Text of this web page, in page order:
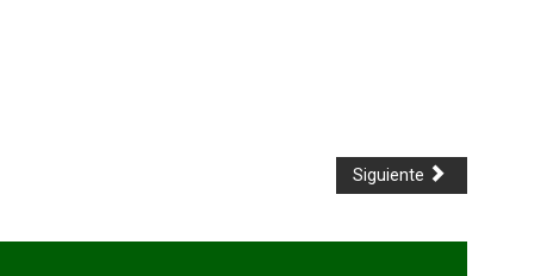
Siguiente